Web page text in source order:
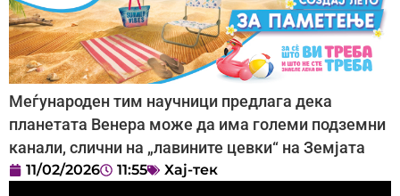
Меѓународен тим научници предлага дека
планетата Венера може да има големи подземни
канали, слични на „лавините цевки“ на Земјата
11/02/2026 11:55 Хај-тек